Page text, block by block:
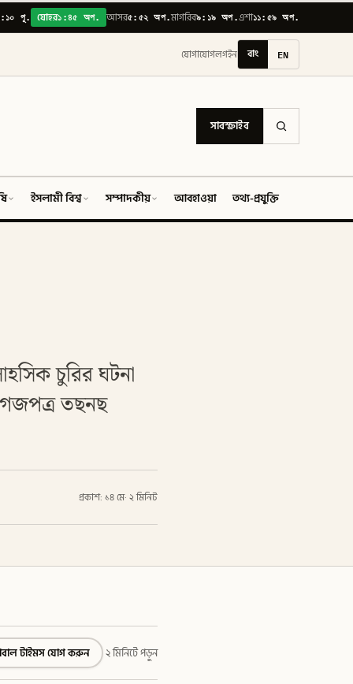
পূ. যোহর১:৪৫ অপ. আসর৫:৫২ অপ.মাগরিব৯:১৯ অপ.এশা১১:৫৯ অপ.
যোগাযোগলগইন বাং EN
সাবস্ক্রাইব
ইসলামী বিশ্ব সম্পাদকীয় আবহাওয়া তথ্য-প্রযুক্তি
চুরির ঘটনা
তছনছ
প্রকাশ: ১৪ মে· ২ মিনিট
টাইমস যোগ করুন ২ মিনিটে পড়ুন